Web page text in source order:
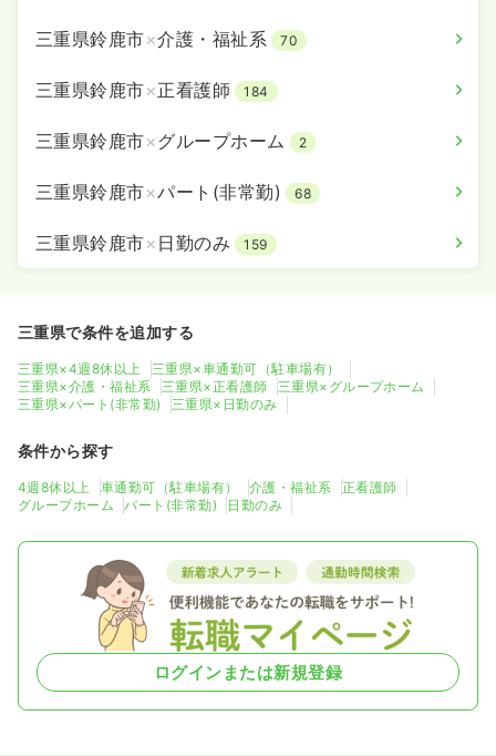
三重県鈴鹿市×介護・福祉系 70
三重県鈴鹿市×正看護師 184
三重県鈴鹿市×グループホーム 2
三重県鈴鹿市×パート(非常勤) 68
三重県鈴鹿市× 日勤のみ 159
三重県で条件を追加する
三重県×4週8休以上
三重県×車通勤可（駐車場有）
三重県×介護・福祉系
三重県×正看護師
三重県×グループホーム
三重県×パート(非常勤)
三重県×日勤のみ
条件から探す
4週8休以上 車通勤可（駐車場有） 介護・福祉系
正看護師
グループホーム
パート(非常勤) 日勤のみ
ログインまたは新規登録